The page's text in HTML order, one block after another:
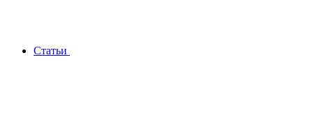
Статьи